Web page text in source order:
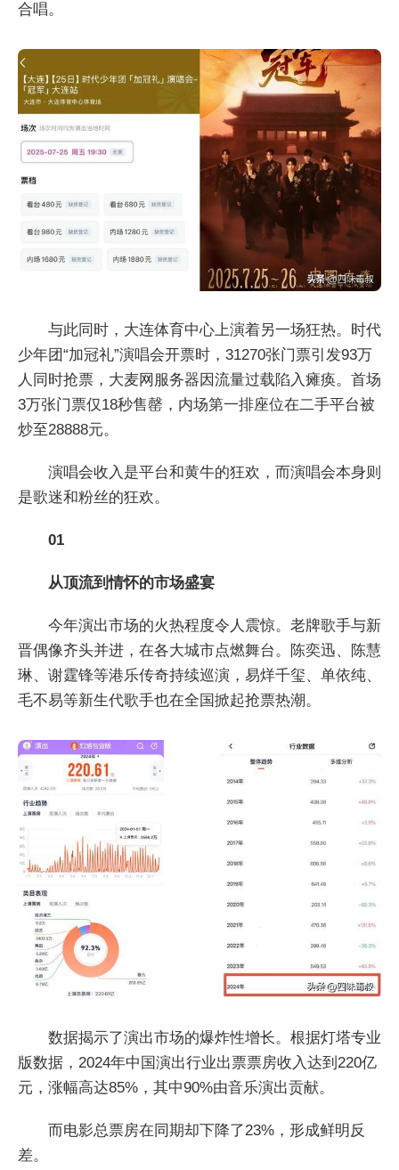
合唱。
与此同时，大连体育中心上演着另一场狂热。时代
少年团“加冠礼”演唱会开票时，31270张门票引发93万
人同时抢票，大麦网服务器因流量过载陷入瘫痪。首场
3万张门票仅18秒售罄，内场第一排座位在二手平台被
炒至28888元。
演唱会收入是平台和黄牛的狂欢，而演唱会本身则
是歌迷和粉丝的狂欢。
01
从顶流到情怀的市场盛宴
今年演出市场的火热程度令人震惊。老牌歌手与新
晋偶像齐头并进，在各大城市点燃舞台。陈奕迅、陈慧
琳、谢霆锋等港乐传奇持续巡演，易烊千玺、单依纯、
毛不易等新生代歌手也在全国掀起抢票热潮。
数据揭示了演出市场的爆炸性增长。根据灯塔专业
版数据，2024年中国演出行业出票票房收入达到220亿
元，涨幅高达85%，其中90%由音乐演出贡献。
而电影总票房在同期却下降了23%，形成鲜明反
差。